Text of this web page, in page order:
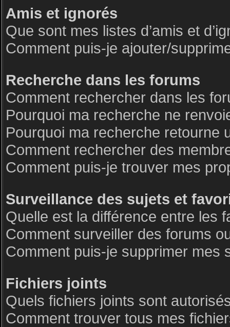
Amis et ignorés
Que sont mes listes d’amis et
Comment puis-je ajouter/
Recherche dans les forums
Comment rechercher dans les
Pourquoi ma recherche ne
Pourquoi ma recherche retourne
Comment rechercher des
Comment puis-je trouver mes
Surveillance des sujets et
Quelle est la différence entre les
Comment surveiller des forums
Comment puis-je supprimer mes
Fichiers joints
Quels fichiers joints sont
Comment trouver tous mes